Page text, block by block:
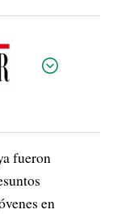
fueron
en